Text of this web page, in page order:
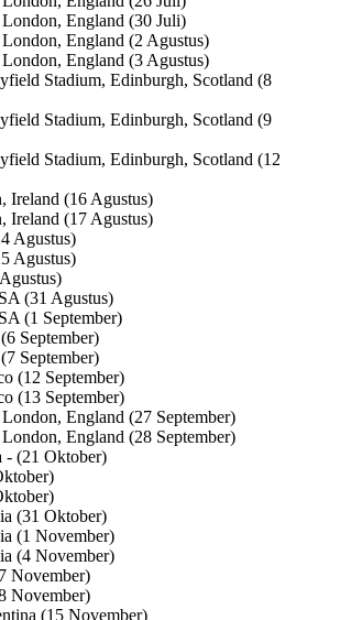
England (30 Juli)
England (2 Agustus)
England (3 Agustus)
Stadium, Edinburgh, Scotland (8
Stadium, Edinburgh, Scotland (9
Stadium, Edinburgh, Scotland (12
Ireland (16 Agustus)
Ireland (17 Agustus)
Agustus)
Agustus)
(31 Agustus)
(1 September)
September)
September)
(12 September)
(13 September)
England (27 September)
England (28 September)
- (21 Oktober)
(31 Oktober)
(1 November)
(4 November)
November)
November)
(15 November)